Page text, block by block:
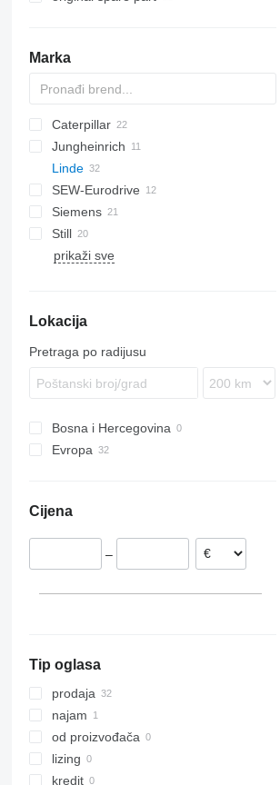
Marka
AZ
C-series
CX
Caterpillar
307
320
323
324
326
329
988
D series
EP
544 J
724
Jungheinrich
EFG
EKX
ETV
PC
PW
LTM
Linde
E-series
E 18
P-series
P 250
R-series
R 14
V-series
FB
SEW-Eurodrive
Siemens
Still
EK
ERP
prikaži sve
Lokacija
Pretraga po radijusu
Bosna i Hercegovina
Evropa
Cijena
–
Tip oglasa
prodaja
najam
od proizvođača
lizing
kredit